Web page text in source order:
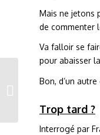
Mais ne jetons
de commenter
Va falloir se
pour abaisser
Bon, d’un
Trop tard ?
Interrogé par
Edito numéro 500